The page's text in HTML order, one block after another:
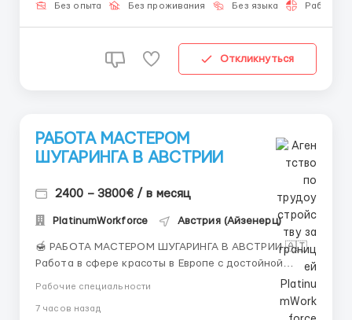
криптовалют, помогая новичкам осваивать
Без опыта Без проживания Без языка Работа
Откликнуться
РАБОТА МАСТЕРОМ
ШУГАРИНГА В АВСТРИИ
2400 – 3800€ / в месяц
PlatinumWorkforce Австрия (Айзенерц)
🍯 РАБОТА МАСТЕРОМ ШУГАРИНГА В АВСТРИИ 🇦🇹
Работа в сфере красоты в Европе с достойной
оплатой и комфортными условиями ✨ Открыт набор
мастеров шугаринга в салоны красоты в Австрии! 💼
Обязанности: Проведение процедур шугаринга (все
Рабочие специальности
7 часов назад